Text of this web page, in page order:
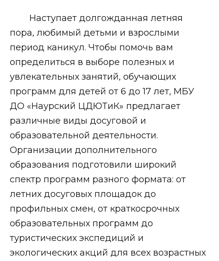
Наступает долгожданная летняя
пора, любимый детьми и взрослыми
период каникул. Чтобы помочь вам
определиться в выборе полезных и
увлекательных занятий, обучающих
программ для детей от 6 до 17 лет, МБУ
ДО «Наурский ЦДЮТиК» предлагает
различные виды досуговой и
образовательной деятельности.
Организации дополнительного
образования подготовили широкий
спектр программ разного формата: от
летних досуговых площадок до
профильных смен, от краткосрочных
образовательных программ до
туристических экспедиций и
экологических акций для всех возрастных